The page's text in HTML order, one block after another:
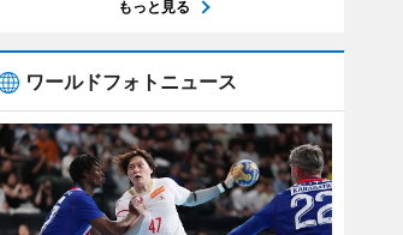
もっと見る
ワールドフォトニュース